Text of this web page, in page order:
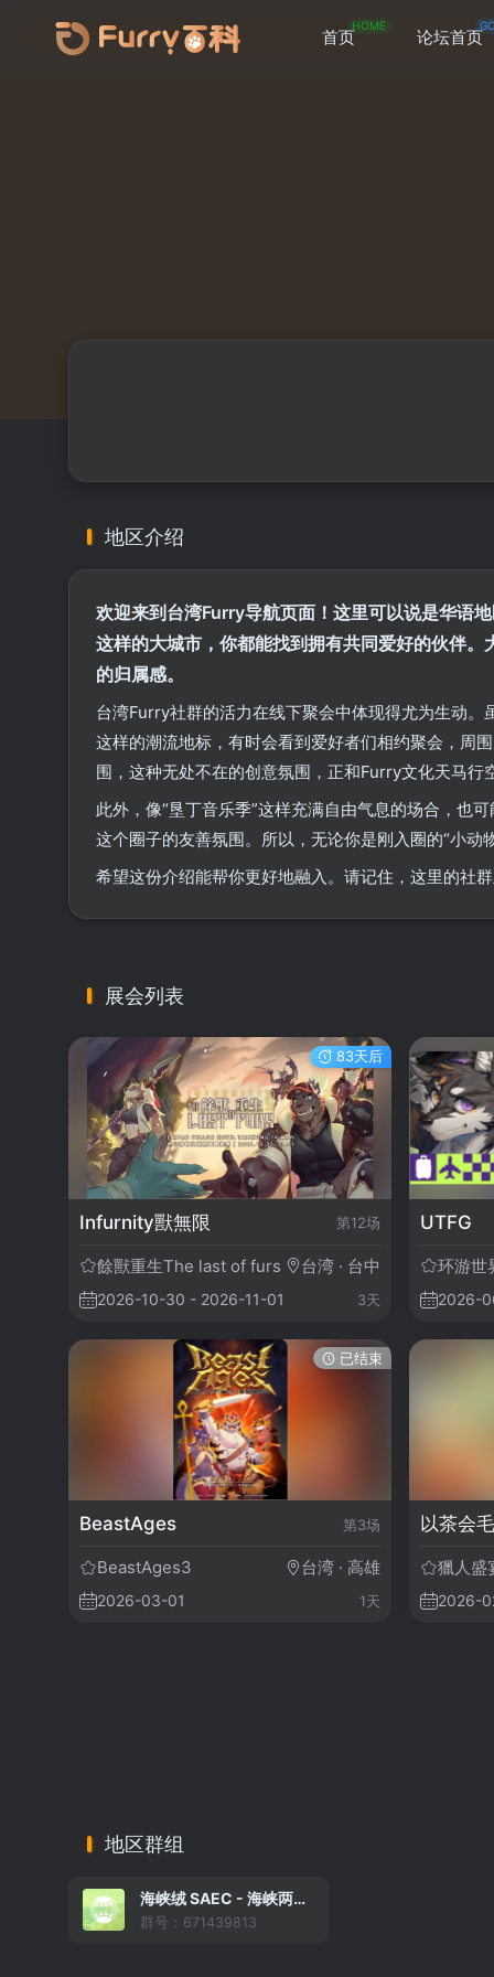
首页
HOME
论坛首页
地区介绍
欢迎来到台湾Furry导航页面！这里可以说是华语
这样的大城市，你都能找到拥有共同爱好的伙伴
的归属感。
台湾Furry社群的活力在线下聚会中体现得尤为生动
这样的潮流地标，有时会看到爱好者们相约聚会，周
围，这种无处不在的创意氛围，正和Furry文化天马行
此外，像“垦丁音乐季”这样充满自由气息的场合，也
这个圈子的友善氛围。所以，无论你是刚入圈的“小
希望这份介绍能帮你更好地融入。请记住，这里的社
展会列表
83天后
Infurnity獸無限 第12场
餘獸重生The last of furs 台湾 · 台中
2026-10-30 - 2026-11-01 3天
UTFG
环游世
2026-
已结束
BeastAges 第3场
BeastAges3 台湾 · 高雄
2026-03-01 1天
以茶会毛
獵人盛
2026-
地区群组
海峡绒 SAEC - 海峡两岸兽圈/马圈活动信息收集组织（大陆版）
群号：671439813